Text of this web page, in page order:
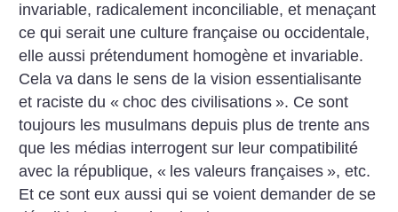
invariable, radicalement inconciliable, et menaçant
ce qui serait une culture française ou occidentale,
elle aussi prétendument homogène et invariable.
Cela va dans le sens de la vision essentialisante
et raciste du « choc des civilisations ». Ce sont
toujours les musulmans depuis plus de trente ans
que les médias interrogent sur leur compatibilité
avec la république, « les valeurs françaises », etc.
Et ce sont eux aussi qui se voient demander de se